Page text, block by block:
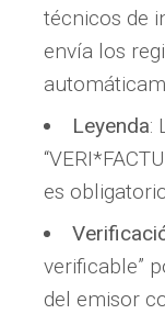
técnicos de
envía los
Leyenda:
es
verificable”
del emisor